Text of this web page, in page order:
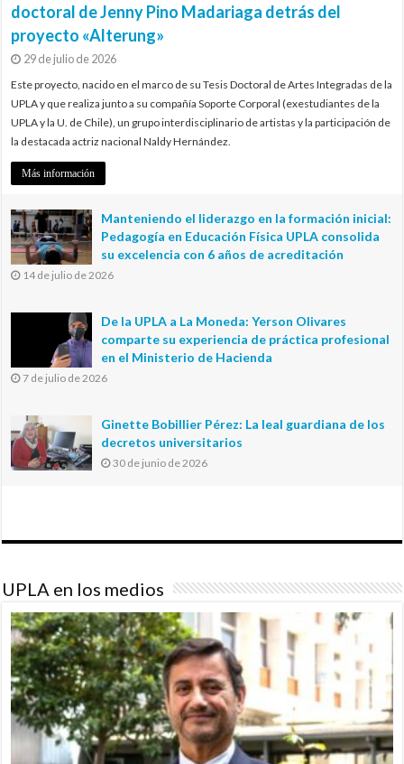
doctoral de Jenny Pino Madariaga detrás del
proyecto «Alterung»
29 de julio de 2026
Este proyecto, nacido en el marco de su Tesis Doctoral de Artes Integradas de la
UPLA y que realiza junto a su compañía Soporte Corporal (exestudiantes de la
UPLA y la U. de Chile), un grupo interdisciplinario de artistas y la participación de
la destacada actriz nacional Naldy Hernández.
Más información
Manteniendo el liderazgo en la formación inicial:
Pedagogía en Educación Física UPLA consolida
su excelencia con 6 años de acreditación
14 de julio de 2026
De la UPLA a La Moneda: Yerson Olivares
comparte su experiencia de práctica profesional
en el Ministerio de Hacienda
7 de julio de 2026
Ginette Bobillier Pérez: La leal guardiana de los
decretos universitarios
30 de junio de 2026
UPLA en los medios